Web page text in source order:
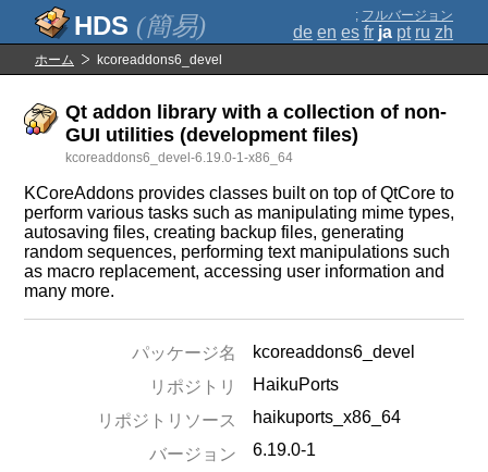
(簡易) ; フルバージョン
de en es fr ja pt ru zh
ホーム kcoreaddons6_devel
Qt addon library with a collection of non-
GUI utilities (development files)
kcoreaddons6_devel-6.19.0-1-x86_64
KCoreAddons provides classes built on top of QtCore to
perform various tasks such as manipulating mime types,
autosaving files, creating backup files, generating
random sequences, performing text manipulations such
as macro replacement, accessing user information and
many more.
パッケージ名
kcoreaddons6_devel
リポジトリ
HaikuPorts
リポジトリソース
haikuports_x86_64
バージョン
6.19.0-1